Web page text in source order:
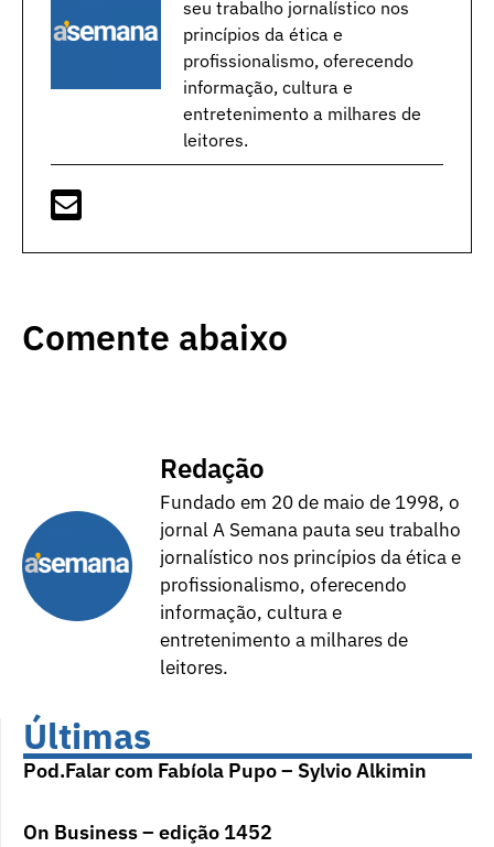
seu trabalho jornalístico nos
princípios da ética e
profissionalismo, oferecendo
informação, cultura e
entretenimento a milhares de
leitores.
Comente abaixo
Redação
Fundado em 20 de maio de 1998, o
jornal A Semana pauta seu trabalho
jornalístico nos princípios da ética e
profissionalismo, oferecendo
informação, cultura e
entretenimento a milhares de
leitores.
Últimas
Pod.Falar com Fabíola Pupo – Sylvio Alkimin
On Business – edição 1452